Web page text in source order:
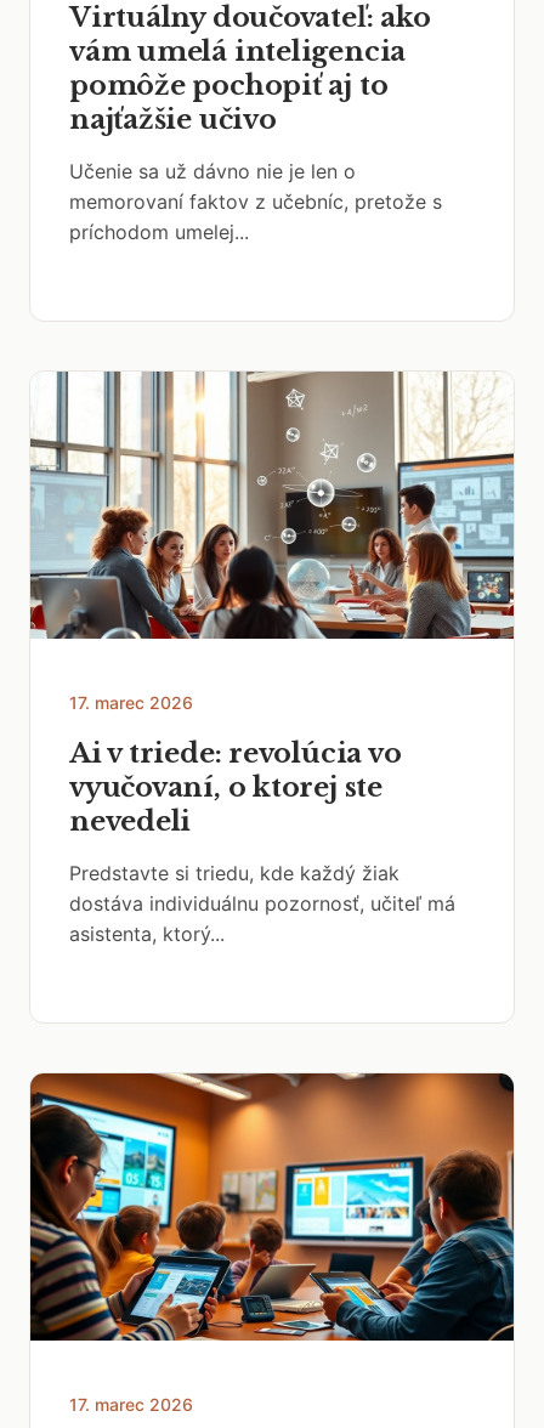
Virtuálny doučovateľ: ako
vám umelá inteligencia
pomôže pochopiť aj to
najťažšie učivo
Učenie sa už dávno nie je len o
memorovaní faktov z učebníc, pretože s
príchodom umelej...
17. marec 2026
Ai v triede: revolúcia vo
vyučovaní, o ktorej ste
nevedeli
Predstavte si triedu, kde každý žiak
dostáva individuálnu pozornosť, učiteľ má
asistenta, ktorý...
17. marec 2026